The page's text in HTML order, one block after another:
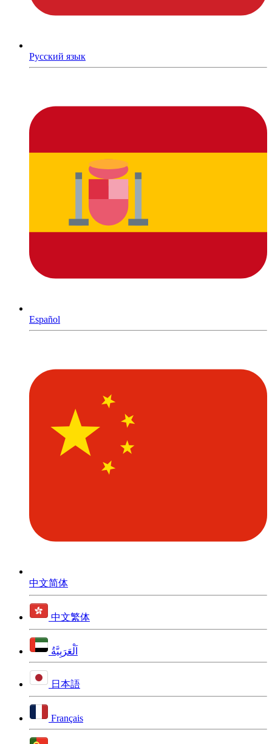
Русский язык
Español
中文简体
中文繁体
اَلْعَرَبِيَّةُ
日本語
Français